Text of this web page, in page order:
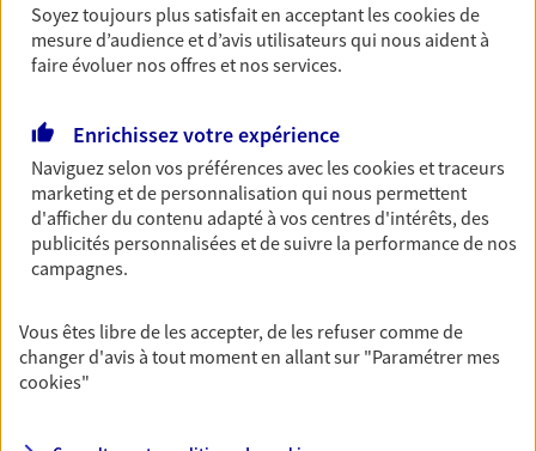
Garantie Accidents de la Vie
ou grande lectrice… personne n'est à l'abri d'un
accident du quotidien. Avec Ma Protection
Accident, protégez votre qualité de vie et vos
revenus.
Découvrir l'offre Garantie Accidents de la Vie
Multirisque Entreprise
Soyez toujours plus satisfait en acceptant lescookiesde
mesure d’audience et d’avis utilisateurs qui nous aident à
faire évoluer nos offres et nos services.
Enrichissez votre expérience
Naviguez selon vos préférences avec lescookies et traceurs
marketing et de personnalisation qui nous permettent
d'afficher du contenu adapté à vos centres d'intérêts, des
publicités personnalisées et de suivre la performance de nos
campagnes.
Vous êtes libre de les accepter, de les refuser comme de
changer d'avis à tout moment en allant sur "Paramétrer mes
cookies"